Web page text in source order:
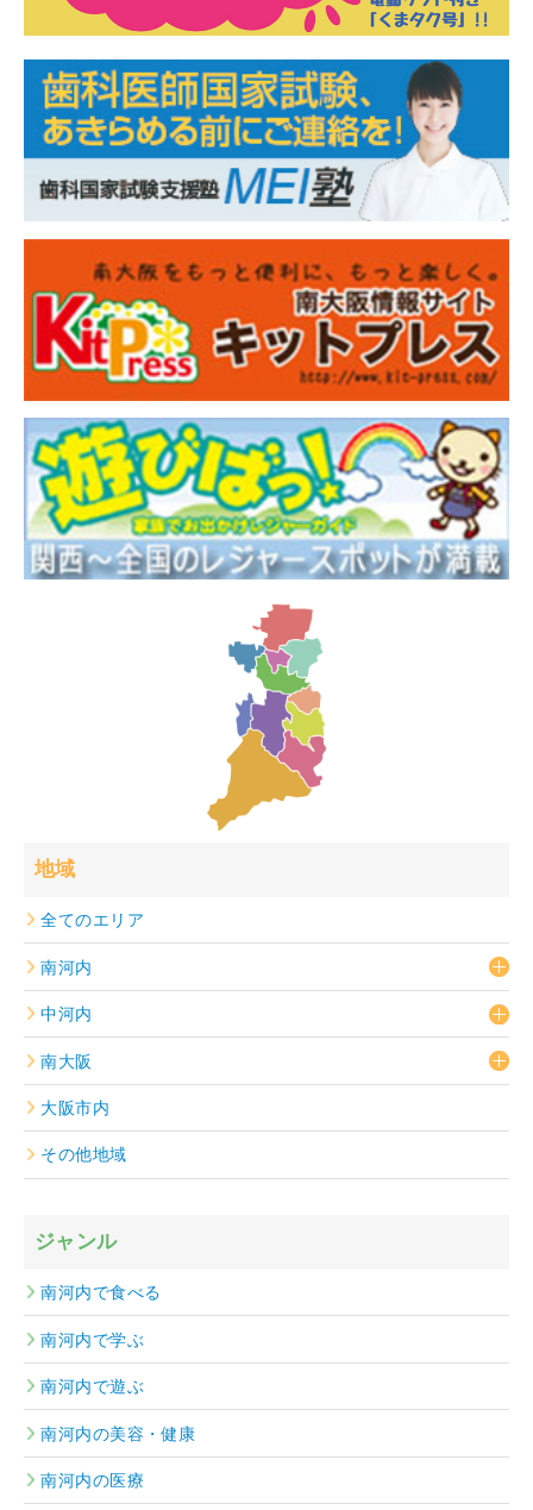
地域
全てのエリア
南河内
中河内
南大阪
大阪市内
その他地域
ジャンル
南河内で食べる
南河内で学ぶ
南河内で遊ぶ
南河内の美容・健康
南河内の医療